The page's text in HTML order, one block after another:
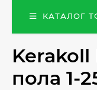
КАТАЛОГ
пола 1-